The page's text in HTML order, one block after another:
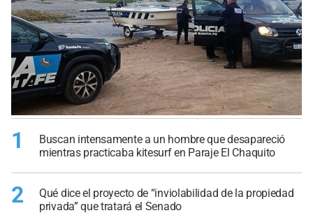
1
Buscan intensamente a un hombre que desapareció
mientras practicaba kitesurf en Paraje El Chaquito
2
Qué dice el proyecto de “inviolabilidad de la propiedad
privada” que tratará el Senado